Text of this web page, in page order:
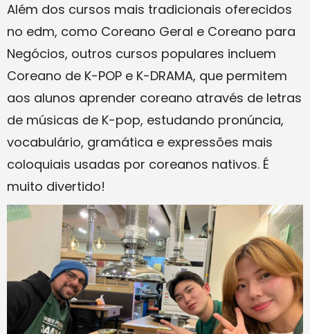
Além dos cursos mais tradicionais oferecidos
no edm, como Coreano Geral e Coreano para
Negócios, outros cursos populares incluem
Coreano de K-POP e K-DRAMA, que permitem
aos alunos aprender coreano através de letras
de músicas de K-pop, estudando pronúncia,
vocabulário, gramática e expressões mais
coloquiais usadas por coreanos nativos. É
muito divertido!